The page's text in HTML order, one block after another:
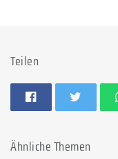
Teilen
Ähnliche Themen